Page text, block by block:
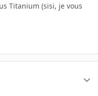
Titanium (sisi, je vous